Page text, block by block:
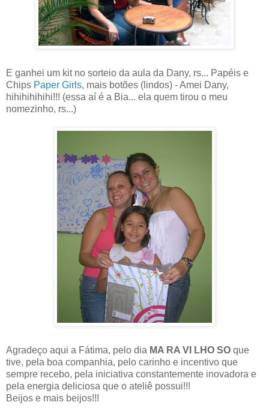
E ganhei um kit no sorteio da aula da Dany, rs... Papéis e
Chips Paper Girls, mais botões (lindos) - Amei Dany,
hihihihihihi!!! (essa aí é a Bia... ela quem tirou o meu
nomezinho, rs...)
Agradeço aqui a Fátima, pelo dia MA RA VI LHO SO que
tive, pela boa companhia, pelo carinho e incentivo que
sempre recebo, pela iniciativa constantemente inovadora e
pela energia deliciosa que o ateliê possui!!!
Beijos e mais beijos!!!